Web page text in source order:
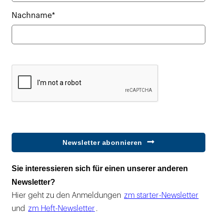
Nachname*
Newsletter abonnieren
Sie interessieren sich für einen unserer anderen
Newsletter?
Hier geht zu den Anmeldungen zm starter-Newsletter
und zm Heft-Newsletter .